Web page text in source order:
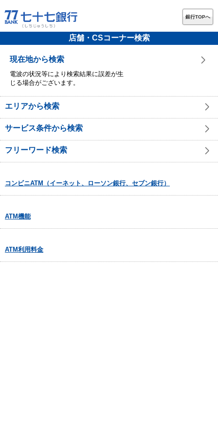
銀行TOPへ
店舗・CSコーナー検索
現在地から検索
電波の状況等により検索結果に誤差が生
じる場合がございます。
エリアから検索
サービス条件から検索
フリーワード検索
コンビニATM（イーネット、ローソン銀行、セブン銀行）
ATM機能
ATM利用料金